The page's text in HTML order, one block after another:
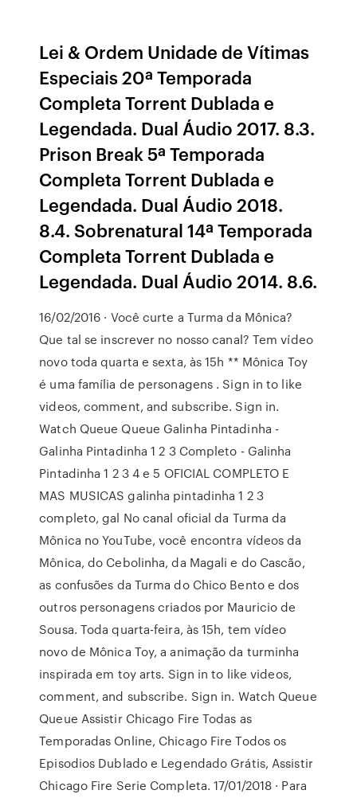
Lei & Ordem Unidade de Vítimas
Especiais 20ª Temporada
Completa Torrent Dublada e
Legendada. Dual Áudio 2017. 8.3.
Prison Break 5ª Temporada
Completa Torrent Dublada e
Legendada. Dual Áudio 2018.
8.4. Sobrenatural 14ª Temporada
Completa Torrent Dublada e
Legendada. Dual Áudio 2014. 8.6.
16/02/2016 · Você curte a Turma da Mônica?
Que tal se inscrever no nosso canal? Tem vídeo
novo toda quarta e sexta, às 15h ** Mônica Toy
é uma família de personagens . Sign in to like
videos, comment, and subscribe. Sign in.
Watch Queue Queue Galinha Pintadinha -
Galinha Pintadinha 1 2 3 Completo - Galinha
Pintadinha 1 2 3 4 e 5 OFICIAL COMPLETO E
MAS MUSICAS galinha pintadinha 1 2 3
completo, gal No canal oficial da Turma da
Mônica no YouTube, você encontra vídeos da
Mônica, do Cebolinha, da Magali e do Cascão,
as confusões da Turma do Chico Bento e dos
outros personagens criados por Mauricio de
Sousa. Toda quarta-feira, às 15h, tem vídeo
novo de Mônica Toy, a animação da turminha
inspirada em toy arts. Sign in to like videos,
comment, and subscribe. Sign in. Watch Queue
Queue Assistir Chicago Fire Todas as
Temporadas Online, Chicago Fire Todos os
Episodios Dublado e Legendado Grátis, Assistir
Chicago Fire Serie Completa. 17/01/2018 · Para